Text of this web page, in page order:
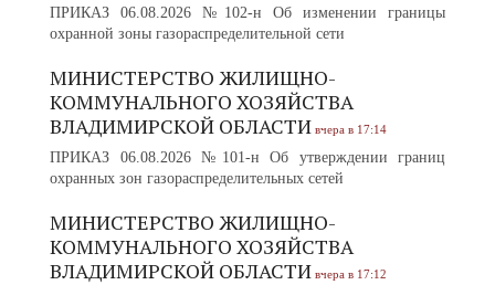
ПРИКАЗ 06.08.2026 №102-н Об изменении границы
охранной зоны газораспределительной сети
МИНИСТЕРСТВО ЖИЛИЩНО-
КОММУНАЛЬНОГО ХОЗЯЙСТВА
ВЛАДИМИРСКОЙ ОБЛАСТИ вчера в 17:14
ПРИКАЗ 06.08.2026 №101-н Об утверждении границ
охранных зон газораспределительных сетей
МИНИСТЕРСТВО ЖИЛИЩНО-
КОММУНАЛЬНОГО ХОЗЯЙСТВА
ВЛАДИМИРСКОЙ ОБЛАСТИ вчера в 17:12